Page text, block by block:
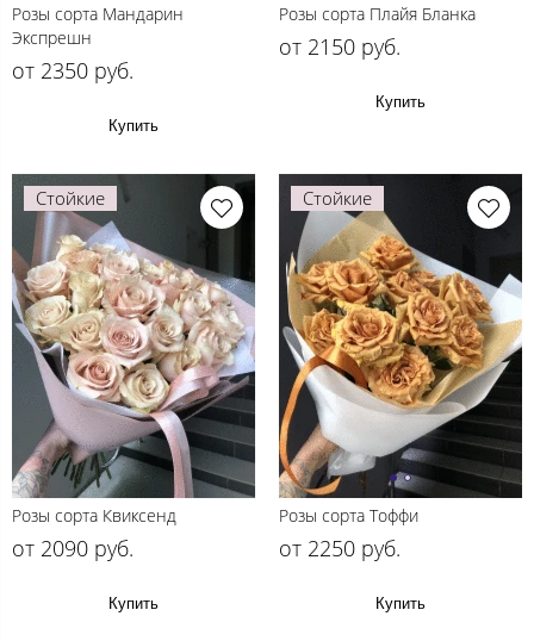
Розы сорта Мандарин
Экспрешн
от 2350 руб.
Купить
Розы сорта Плайя Бланка
от 2150 руб.
Купить
Стойкие
Розы сорта Квиксенд
от 2090 руб.
Купить
Стойкие
Розы сорта Тоффи
от 2250 руб.
Купить